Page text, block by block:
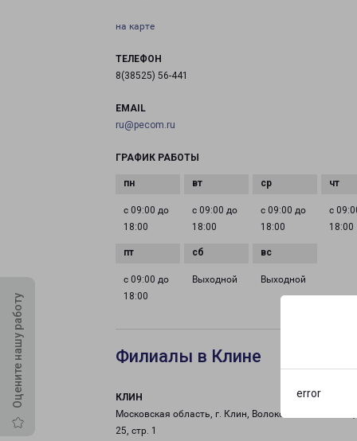
error
Оцените нашу работу
на карте
ТЕЛЕФОН
8(38525) 56-441
EMAIL
ru@pecom.ru
ГРАФИК РАБОТЫ
с 09:00 до
18:00
с 09:00 до
18:00
с 09:00 до
18:00
с
18:00
с 09:00 до
18:00
Выходной Выходной
Филиалы в Клине
КЛИН
Московская область, г. Клин, Волоколамское шоссе,
25, стр. 1